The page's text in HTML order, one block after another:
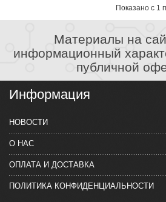
Показано с 1
Материалы на
информационный
публичной
Информация
НОВОСТИ
О НАС
ОПЛАТА И ДОСТАВКА
ПОЛИТИКА КОНФИДЕНЦИАЛЬНОСТИ